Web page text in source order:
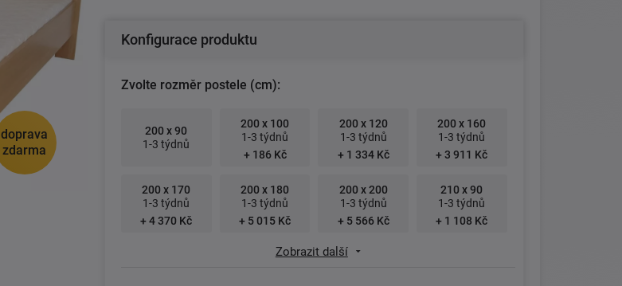
doprava
zdarma
Konfigurace produktu
Zvolte rozměr postele (cm):
200 x 90
1-3 týdnů
200 x 100
1-3 týdnů
+ 186 Kč
200 x 120
1-3 týdnů
+ 1 334 Kč
200 x 160
1-3 týdnů
+ 3 911 Kč
200 x 170
1-3 týdnů
+ 4 370 Kč
200 x 180
1-3 týdnů
+ 5 015 Kč
200 x 200
1-3 týdnů
+ 5 566 Kč
210 x 90
1-3 týdnů
+ 1 108 Kč
Zobrazit další